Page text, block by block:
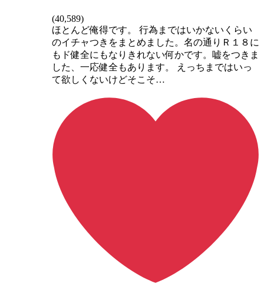
(40,589)
ほとんど俺得です。 行為まではいかないくらい
のイチャつきをまとめました。名の通りＲ１８に
もド健全にもなりきれない何かです。嘘をつきま
した、一応健全もあります。 えっちまではいっ
て欲しくないけどそこそ…